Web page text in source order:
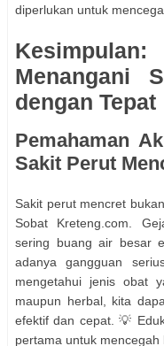
diperlukan untuk
Menangani
dengan Tepat
Pemahaman
Sakit Perut
Sakit perut mencret
Sobat Kreteng.com.
sering buang air besar
adanya gangguan
mengetahui jenis obat
maupun herbal, kita
efektif dan cepat. 💡
pertama untuk mencegah